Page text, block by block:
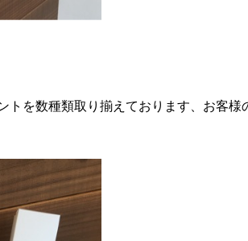
を数種類取り揃えております、お客様